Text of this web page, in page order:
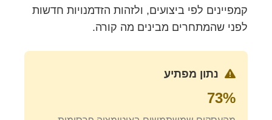
קמפיינים לפי ביצועים, ולזהות הזדמנויות חדשות
לפני שהמתחרים מבינים מה קורה.
נתון מפתיע
73%